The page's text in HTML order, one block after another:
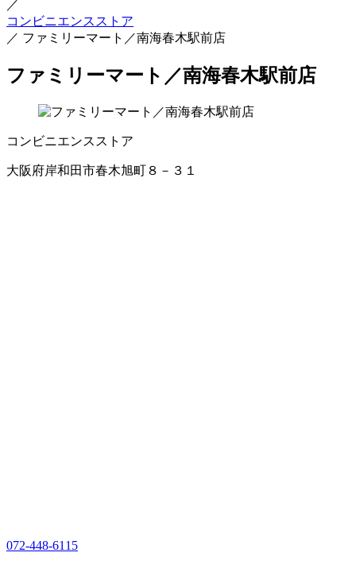
／
コンビニエンスストア
／ ファミリーマート／南海春木駅前店
ファミリーマート／南海春木駅前店
コンビニエンスストア
大阪府岸和田市春木旭町８－３１
072-448-6115